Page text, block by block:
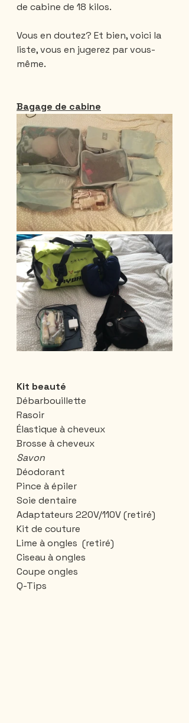
de cabine de 18 kilos.
Vous en doutez? Et bien, voici la
liste, vous en jugerez par vous-
même.
Bagage de cabine
Kit beauté
Débarbouillette
Rasoir
Élastique à cheveux
Brosse à cheveux
Savon
Déodorant
Pince à épiler
Soie dentaire
Adaptateurs 220V/110V (retiré)
Kit de couture
Lime à ongles  (retiré)
Ciseau à ongles
Coupe ongles
Q-Tips